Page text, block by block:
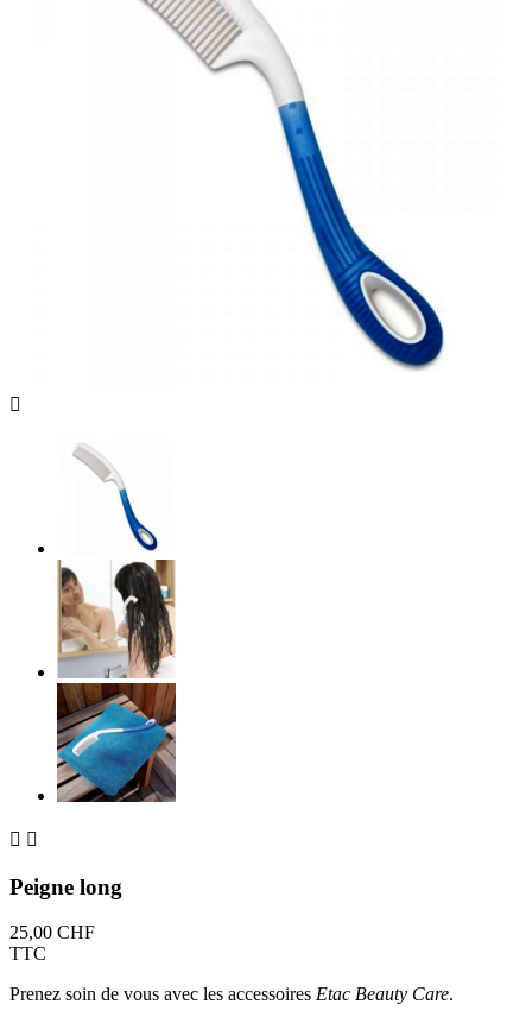

 
Peigne long
25,00 CHF
TTC
Prenez soin de vous avec les accessoires Etac Beauty Care.